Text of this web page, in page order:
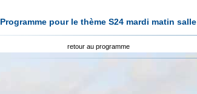
Programme pour le thème S24 mardi matin salle
retour au programme